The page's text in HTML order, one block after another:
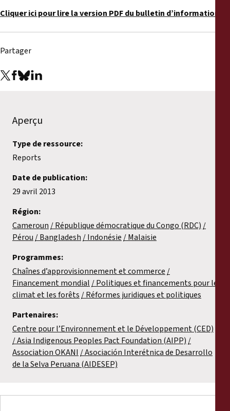
Cliquer ici pour lire la version PDF du bulletin d’information.
Partager
Aperçu
Type de ressource:
Reports
Date de publication:
29 avril 2013
Région:
Cameroun
République démocratique du Congo (RDC)
Pérou
Bangladesh Indonésie
Malaisie
Programmes:
Chaînes d’approvisionnement et commerce
Financement mondial
Politiques et financements pour le
climat et les forêts
Réformes juridiques et politiques
Partenaires:
Centre pour l’Environnement et le Développement (CED)
Asia Indigenous Peoples Pact Foundation (AIPP)
Association OKANI
Asociación Interétnica de Desarrollo
de la Selva Peruana (AIDESEP)